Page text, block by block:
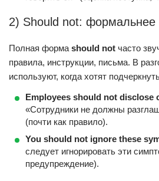
2) Should not: формальнее
Полная форма should not часто
правила, инструкции, письма. В
используют, когда хотят
Employees should not disclose
«Сотрудники не должны
(почти как правило).
You should not ignore these
следует игнорировать эти
предупреждение).